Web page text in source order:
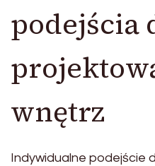
podejścia
wnętrz
Indywidualne podejście